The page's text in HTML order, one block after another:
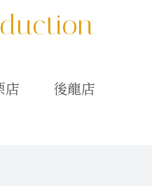
店 後龍店